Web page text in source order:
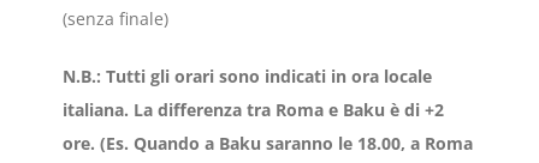
(senza finale)
N.B.: Tutti gli orari sono indicati in ora locale
italiana. La differenza tra Roma e Baku è di +2
ore. (Es. Quando a Baku saranno le 18.00, a Roma